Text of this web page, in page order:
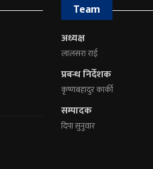
Team
अध्यक्ष
लालसरा राई
प्रबन्ध निर्देशक
कृष्णबहादुर कार्की
सम्पादक
दिपा सुनुवार